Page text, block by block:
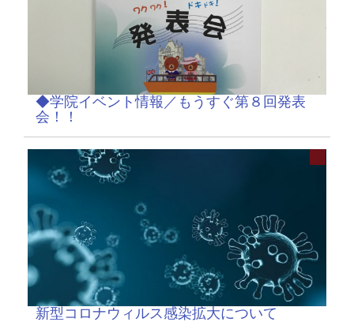
◆学院イベント情報／もうすぐ第８回発表
会！！
新型コロナウィルス感染拡大について